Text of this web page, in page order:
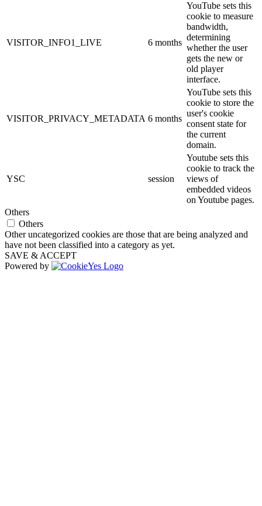
VISITOR_INFO1_LIVE 6 months
YouTube sets this
cookie to measure
bandwidth,
determining
whether the user
gets the new or
old player
interface.
VISITOR_PRIVACY_METADATA 6 months
YouTube sets this
cookie to store the
user's cookie
consent state for
the current
domain.
YSC session
Youtube sets this
cookie to track the
views of
embedded videos
on Youtube pages.
Others
Others
Other uncategorized cookies are those that are being analyzed and
have not been classified into a category as yet.
SAVE & ACCEPT
Powered by